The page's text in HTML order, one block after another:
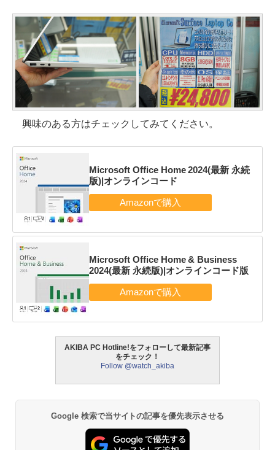
興味のある方はチェックしてみてください。
Microsoft Office Home 2024(最新 永続
版)|オンラインコード
Microsoft Office Home & Business
2024(最新 永続版)|オンラインコード版
AKIBA PC Hotline!をフォローして最新記事
をチェック！
Follow @watch_akiba
Google 検索で当サイトの記事を優先表示させる